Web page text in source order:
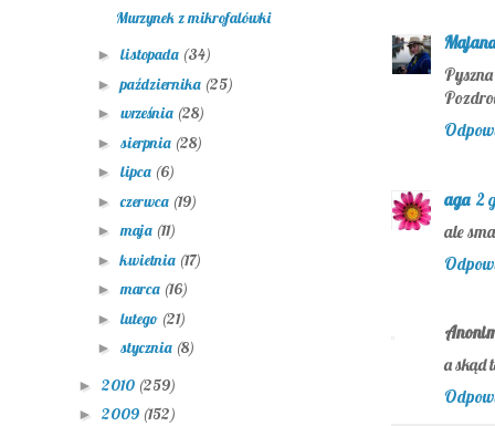
Majana
aga 2
ale
a skąd
Murzynek z mikrofalówki
► listopada (34)
►października (25)
► września (28)
► sierpnia (28)
► lipca (6)
►czerwca (19)
►maja (11)
►kwietnia (17)
►marca (16)
► lutego (21)
► stycznia (8)
► 2010 (259)
► 2009 (152)